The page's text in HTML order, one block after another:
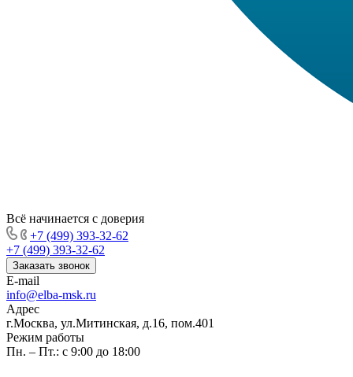
Всё начинается с доверия
+7 (499) 393-32-62
+7 (499) 393-32-62
Заказать звонок
E-mail
info@elba-msk.ru
Адрес
г.Москва, ул.Митинская, д.16, пом.401
Режим работы
Пн. – Пт.: с 9:00 до 18:00